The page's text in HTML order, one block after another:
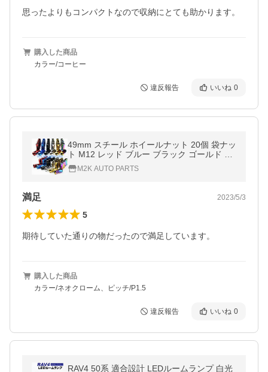
思ったよりもコンパクトなので収納にとても助かります。
購入した商品
カラー/コーヒー
違反報告 いいね 0
49mm スチール ホイールナット 20個 袋ナッ
ト M12 レッド ブルー ブラック ゴールド シ
ルバー ネオクローム P1.5 P1.25
M2K AUTO PARTS
満足 2023/5/3
5
購入した商品
カラー/ネオクローム、ピッチ/P1.5
違反報告 いいね 0
RAV4 50系 適合設計 LEDルームランプ 白光